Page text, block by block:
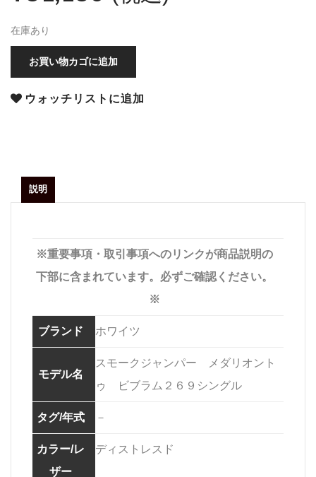
在庫あり
お買い物カゴに追加
ウォッチリストに追加
説明
※重要事項・取引事項へのリンクが商品説明の
下部に含まれています。必ずご確認ください。
※
ブランド ホワイツ
モデル名
スモークジャンパー メダリオント
ゥ ビブラム２６９シングル
タグ/年式 －
カラー/レ
ザー
ディストレスド